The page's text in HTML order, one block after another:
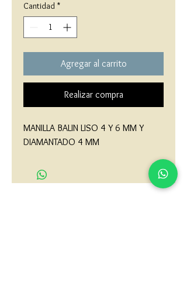
Cantidad *
Agregar al carrito
Realizar compra
MANILLA BALIN LISO 4 Y 6 MM Y
DIAMANTADO 4 MM